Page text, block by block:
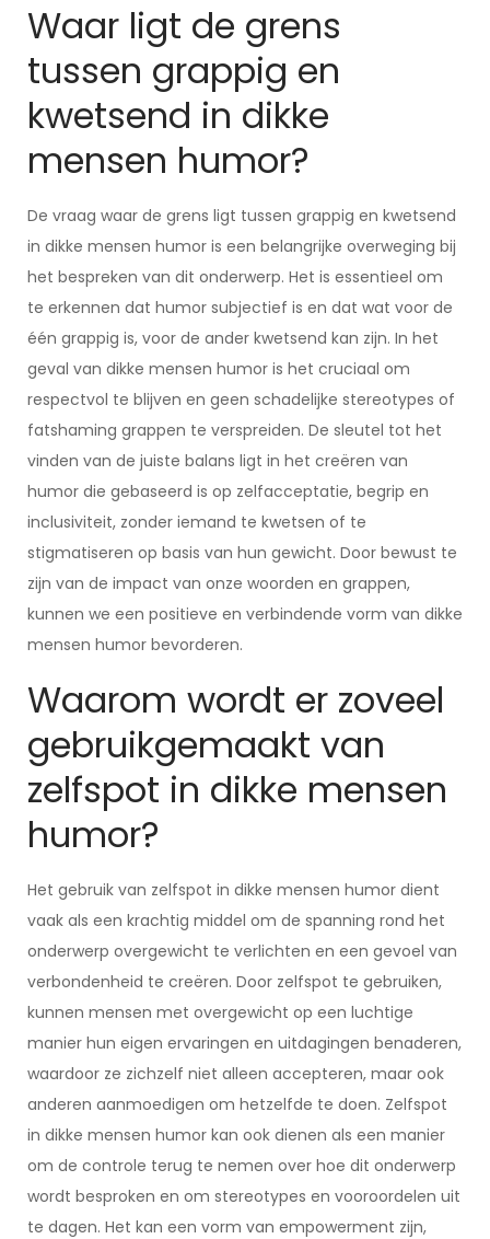
Waar ligt de grens
tussen grappig en
kwetsend in dikke
mensen humor?
De vraag waar de grens ligt tussen grappig en kwetsend
in dikke mensen humor is een belangrijke overweging bij
het bespreken van dit onderwerp. Het is essentieel om
te erkennen dat humor subjectief is en dat wat voor de
één grappig is, voor de ander kwetsend kan zijn. In het
geval van dikke mensen humor is het cruciaal om
respectvol te blijven en geen schadelijke stereotypes of
fatshaming grappen te verspreiden. De sleutel tot het
vinden van de juiste balans ligt in het creëren van
humor die gebaseerd is op zelfacceptatie, begrip en
inclusiviteit, zonder iemand te kwetsen of te
stigmatiseren op basis van hun gewicht. Door bewust te
zijn van de impact van onze woorden en grappen,
kunnen we een positieve en verbindende vorm van dikke
mensen humor bevorderen.
Waarom wordt er zoveel
gebruikgemaakt van
zelfspot in dikke mensen
humor?
Het gebruik van zelfspot in dikke mensen humor dient
vaak als een krachtig middel om de spanning rond het
onderwerp overgewicht te verlichten en een gevoel van
verbondenheid te creëren. Door zelfspot te gebruiken,
kunnen mensen met overgewicht op een luchtige
manier hun eigen ervaringen en uitdagingen benaderen,
waardoor ze zichzelf niet alleen accepteren, maar ook
anderen aanmoedigen om hetzelfde te doen. Zelfspot
in dikke mensen humor kan ook dienen als een manier
om de controle terug te nemen over hoe dit onderwerp
wordt besproken en om stereotypes en vooroordelen uit
te dagen. Het kan een vorm van empowerment zijn,